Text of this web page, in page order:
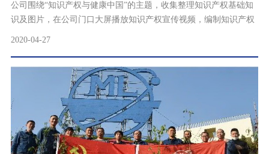
公司围绕“知识产权与健康中国”的主题，收集整理知识产权基础知
识及图片，在公司门口大屏播放知识产权宣传视频，编制知识产权
2020-04-27